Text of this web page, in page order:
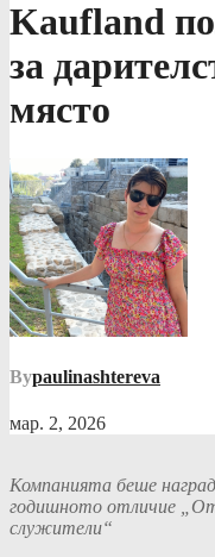
Kaufland
за
място
Bypaulinashtereva
мар. 2, 2026
Компанията беше
годишното отличие
служители“